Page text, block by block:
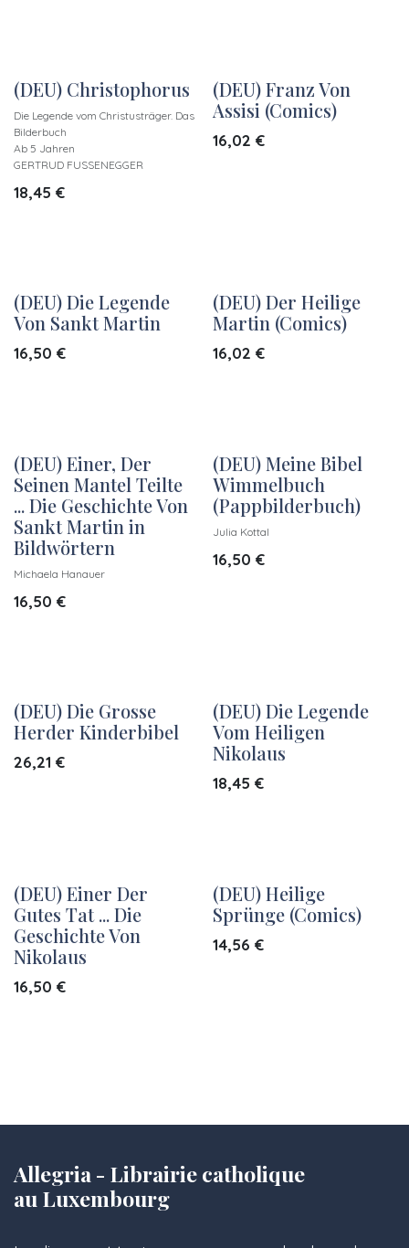
(DEU) Christophorus
Die Legende vom Christusträger. Das
Bilderbuch
Ab 5 Jahren
GERTRUD FUSSENEGGER
18,45 €
(DEU) Franz Von
Assisi (Comics)
16,02 €
(DEU) Die Legende
Von Sankt Martin
16,50 €
(DEU) Der Heilige
Martin (Comics)
16,02 €
(DEU) Einer, Der
Seinen Mantel Teilte
... Die Geschichte Von
Sankt Martin in
Bildwörtern
Michaela Hanauer
16,50 €
(DEU) Meine Bibel
Wimmelbuch
(Pappbilderbuch)
Julia Kottal
16,50 €
(DEU) Die Grosse
Herder Kinderbibel
26,21 €
(DEU) Die Legende
Vom Heiligen
Nikolaus
18,45 €
(DEU) Einer Der
Gutes Tat ... Die
Geschichte Von
Nikolaus
16,50 €
(DEU) Heilige
Sprünge (Comics)
14,56 €
Allegria - Librairie catholique
au Luxembourg